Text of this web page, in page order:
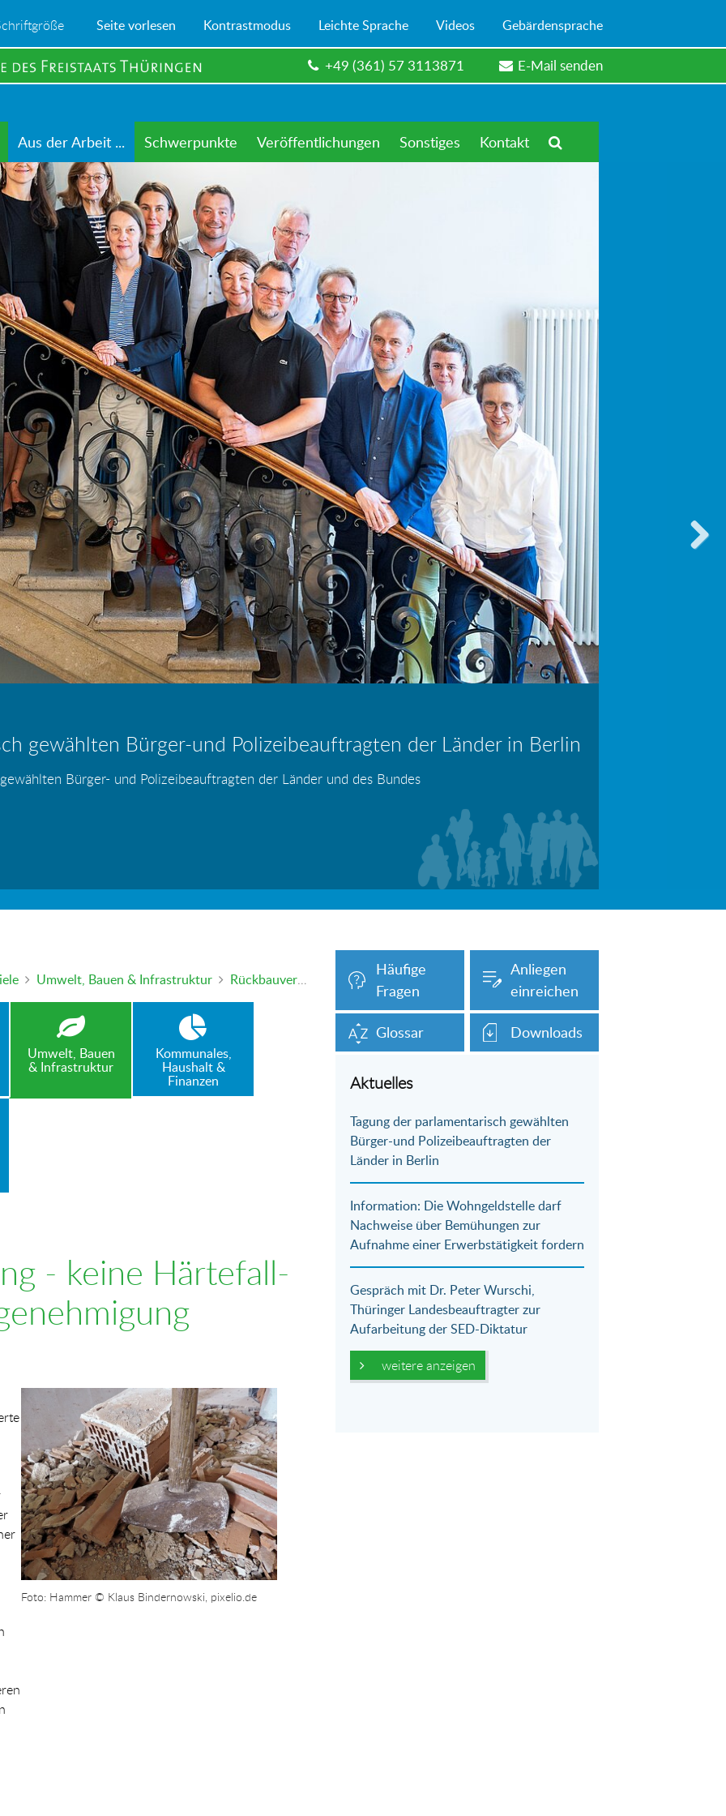
Seite vorlesen Kontrastmodus Leichte Sprache Videos Gebärdensprache
+49 (361) 57 3113871 E-Mail senden
Aus der Arbeit ... Schwerpunkte Veröffentlichungen Sonstiges Kontakt
gewählten Bürger-und Polizeibeauftragten der Länder in Berlin
Bürger- und Polizeibeauftragten der Länder und des Bundes
Information: Die Wohngeldstelle darf Nachweise über Bemühungen zur Aufnahme einer Erwerbstätigkeit fordern
– wer haftet für die Folgen?
Blei - gefährlich und inzwischen auch verboten!
mündlich an die Bürgerbeauftragte wenden. Nutzen Sie auch unser Onlineformular auf dieser
Umwelt, Bauen & Infrastruktur Rückbauverfügung - keine Härtefall- bzw. Ausnahmegenehmigung möglich
Umwelt, Bauen
& Infrastruktur
Kommunales,
Haushalt &
Finanzen
- keine Härtefall-
Show larger version for:
Foto: Hammer © Klaus Bindernowski, pixelio.de
Häufige
Fragen
Anliegen
einreichen
Glossar Downloads
Aktuelles
Tagung der parlamentarisch gewählten
Bürger-und Polizeibeauftragten der
Länder in Berlin
Information: Die Wohngeldstelle darf
Nachweise über Bemühungen zur
Aufnahme einer Erwerbstätigkeit fordern
Gespräch mit Dr. Peter Wurschi,
Thüringer Landesbeauftragter zur
Aufarbeitung der SED-Diktatur
weitere anzeigen